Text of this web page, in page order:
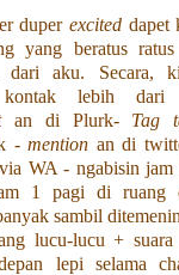
duper excited dapet
yang beratus
dari aku. Secara,
kontak lebih dari
an di Plurk- Tag
- mention an di
via WA - ngabisin jam
1 pagi di ruang
sambil ditemenin
lucu-lucu + suara
lepi selama